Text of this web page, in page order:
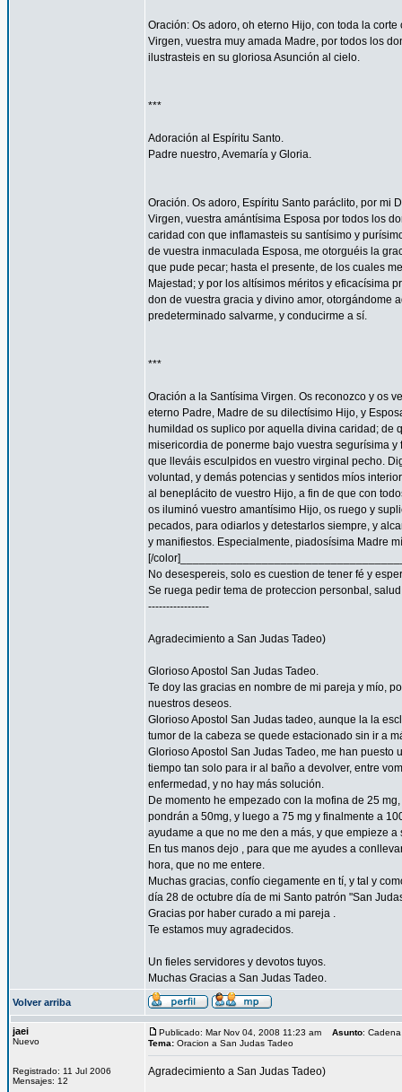
Oración: Os adoro, oh eterno Hijo, con toda la
Virgen, vuestra muy amada Madre, por todos los
ilustrasteis en su gloriosa Asunción al cielo.
***
Adoración al Espíritu Santo.
Padre nuestro, Avemaría y Gloria.
Oración. Os adoro, Espíritu Santo paráclito, por mi
Virgen, vuestra amántísima Esposa por todos los
caridad con que inflamasteis su santísimo y
de vuestra inmaculada Esposa, me otorguéis la
que pude pecar; hasta el presente, de los cuales
Majestad; y por los altísimos méritos y eficacísima
don de vuestra gracia y divino amor, otorgándome
predeterminado salvarme, y conducirme a sí.
***
Oración a la Santísima Virgen. Os reconozco y os
eterno Padre, Madre de su dilectísimo Hijo, y
humildad os suplico por aquella divina caridad; de
misericordia de ponerme bajo vuestra segurísima
que lleváis esculpidos en vuestro virginal pecho.
voluntad, y demás potencias y sentidos míos
al beneplácito de vuestro Hijo, a fin de que con
os iluminó vuestro amantísimo Hijo, os ruego y
pecados, para odiarlos y detestarlos siempre, y
y manifiestos. Especialmente, piadosísima Madre
[/
No desespereis, solo es cuestion de tener fé y
Se ruega pedir tema de proteccion personbal,
-----------------
Agradecimiento a San Judas Tadeo)
Glorioso Apostol San Judas Tadeo.
Te doy las gracias en nombre de mi pareja y mío,
nuestros deseos.
Glorioso Apostol San Judas tadeo, aunque la la
tumor de la cabeza se quede estacionado sin ir a
Glorioso Apostol San Judas Tadeo, me han
tiempo tan solo para ir al baño a devolver, entre
enfermedad, y no hay más solución.
De momento he empezado con la mofina de 25
pondrán a 50mg, y luego a 75 mg y finalmente a
ayudame a que no me den a más, y que empieze
En tus manos dejo , para que me ayudes a
hora, que no me entere.
Muchas gracias, confío ciegamente en tí, y tal y
día 28 de octubre día de mi Santo patrón "San
Gracias por haber curado a mi pareja .
Te estamos muy agradecidos.
Un fieles servidores y devotos tuyos.
Muchas Gracias a San Judas Tadeo.
Volver arriba
jaei
Nuevo
Registrado: 11 Jul 2006
Mensajes: 12
Publicado: Mar Nov 04, 2008 11:23 am Asunto:
Tema: Oracion a San Judas Tadeo
Agradecimiento a San Judas Tadeo)